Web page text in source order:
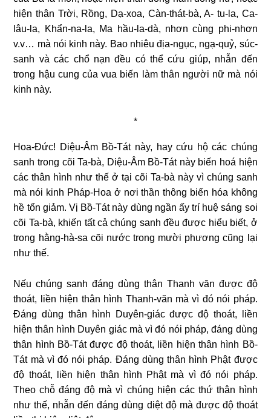
hiện thân Trời, Rồng, Dạ-xoa, Càn-thát-bà, A- tu-la, Ca-
lâu-la, Khẩn-na-la, Ma hầu-la-dà, nhơn cùng phi-nhơn
v.v… mà nói kinh này. Bao nhiêu địa-ngục, ngạ-quỷ, súc-
sanh và các chổ nạn đều có thể cứu giúp, nhẫn đến
trong hậu cung của vua biến làm thân người nữ mà nói
kinh này.
*
Hoa-Đức! Diệu-Âm Bồ-Tát này, hay cứu hộ các chúng
sanh trong cõi Ta-bà, Diệu-Âm Bồ-Tát này biến hoá hiện
các thân hình như thế ở tại cõi Ta-bà này vì chúng sanh
mà nói kinh Pháp-Hoa ở nơi thần thông biến hóa không
hề tổn giảm. Vị Bồ-Tát này dùng ngần ấy trí huệ sáng soi
cõi Ta-bà, khiến tất cả chúng sanh đều được hiểu biết, ở
trong hằng-hà-sa cõi nước trong mười phương cũng lại
như thế.
Nếu chúng sanh đáng dùng thân Thanh văn được độ
thoát, liền hiện thân hình Thanh-văn mà vì đó nói pháp.
Đáng dùng thân hình Duyên-giác được độ thoát, liền
hiện thân hình Duyên giác mà vì đó nói pháp, đáng dùng
thân hình Bồ-Tát được độ thoát, liền hiện thân hình Bồ-
Tát mà vì đó nói pháp. Đáng dùng thân hình Phật được
độ thoát, liền hiện thân hình Phật mà vì đó nói pháp.
Theo chỗ đáng độ mà vì chúng hiện các thứ thân hình
như thế, nhẫn đến đáng dùng diệt độ mà được độ thoát